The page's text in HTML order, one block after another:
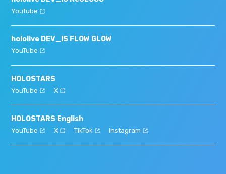
YouTube
hololive DEV_IS FLOW GLOW
YouTube
HOLOSTARS
YouTube X
HOLOSTARS English
YouTube X TikTok Instagram